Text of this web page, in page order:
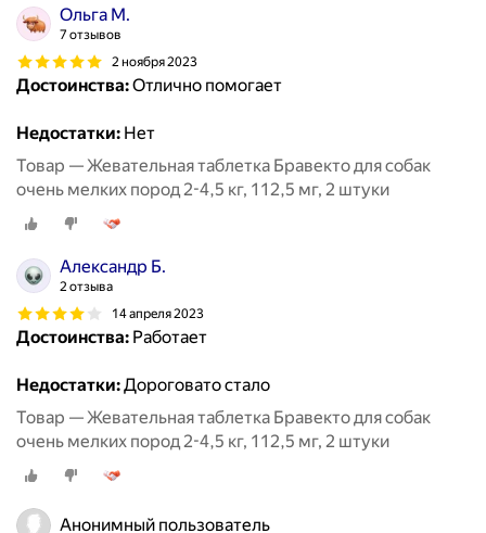
Ольга М.
7 отзывов
2 ноября 2023
Достоинства:Отлично помогает
Недостатки: Нет
Товар — Жевательная таблетка Бравекто для собак
очень мелких пород 2-4,5 кг, 112,5 мг, 2 штуки
Александр Б.
2 отзыва
14 апреля 2023
Достоинства: Работает
Недостатки:Дороговато стало
Товар — Жевательная таблетка Бравекто для собак
очень мелких пород 2-4,5 кг, 112,5 мг, 2 штуки
Анонимный пользователь